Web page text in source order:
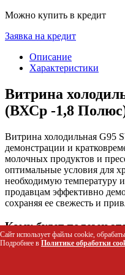
Можно купить в кредит
Заявка на кредит
Описание
Характеристики
Витрина
(ВХСр -1,8
Витрина холодильная G95
демонстрации и
молочных продуктов и
оптимальные условия для
необходимую температуру
продавцам эффективно
сохраняя ее свежесть и
Кому будет полезен
Магазинам и
Сайт использует файлы cookie,
Подробнее в Политике обработки